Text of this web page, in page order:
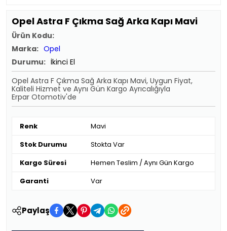
Opel Astra F Çıkma Sağ Arka Kapı Mavi
Ürün Kodu:
Marka: Opel
Durumu: İkinci El
Opel Astra F Çıkma Sağ Arka Kapı Mavi, Uygun Fiyat,
Kaliteli Hizmet ve Aynı Gün Kargo Ayrıcalığıyla
Erpar Otomotiv'de
Renk
Mavi
Stok Durumu
Stokta Var
Kargo Süresi
Hemen Teslim / Aynı Gün Kargo
Garanti
Var
Paylaş